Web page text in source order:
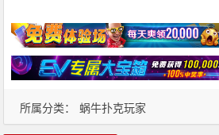
所属分类： 蜗牛扑克玩家